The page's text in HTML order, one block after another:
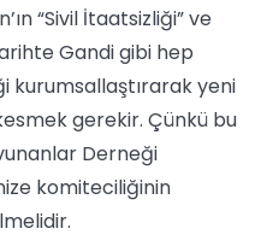
“Sivil İtaatsizliği” ve
Gandi gibi hep
kurumsallaştırarak yeni
gerekir. Çünkü bu
Derneği
komiteciliğinin